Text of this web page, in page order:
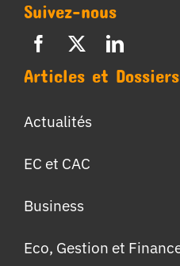
Suivez-nous
Articles et Dossiers
Actualités
EC et CAC
Business
Eco, Gestion et